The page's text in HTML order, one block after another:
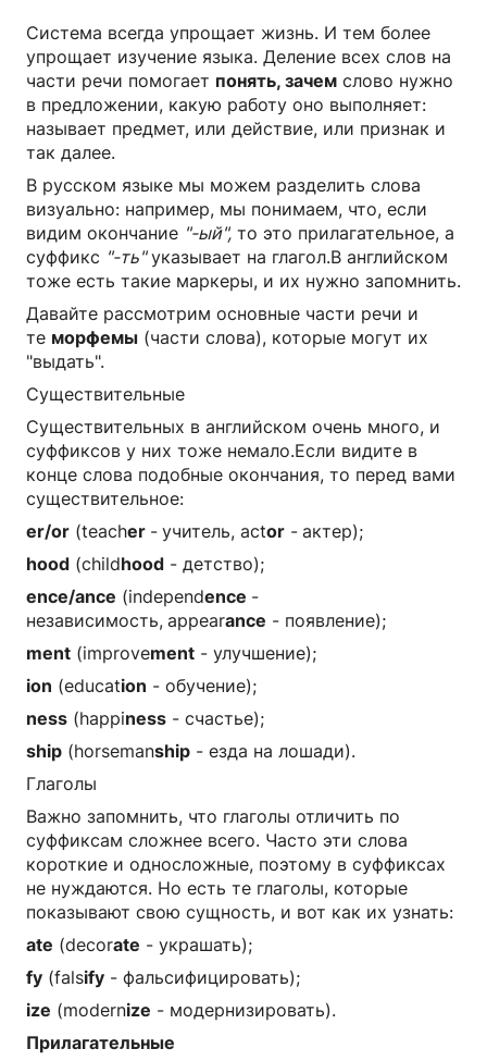
Система всегда упрощает жизнь. И тем более
упрощает изучение языка. Деление всех слов на
части речи помогает понять, зачем слово нужно
в предложении, какую работу оно выполняет:
называет предмет, или действие, или признак и
так далее.
В русском языке мы можем разделить слова
визуально: например, мы понимаем, что, если
видим окончание "-ый", то это прилагательное, а
суффикс "-ть"указывает на глагол.В английском
тоже есть такие маркеры, и их нужно запомнить.
Давайте рассмотрим основные части речи и
те морфемы (части слова), которые могут их
"выдать".
Существительные
Существительных в английском очень много, и
суффиксов у них тоже немало.Если видите в
конце слова подобные окончания, то перед вами
существительное:
er/or (teacher - учитель, actor - актер);
hood (childhood - детство);
ence/ance (independence -
независимость, appearance - появление);
ment (improvement - улучшение);
ion (education - обучение);
ness (happiness - счастье);
ship (horsemanship - езда на лошади).
Глаголы
Важно запомнить, что глаголы отличить по
суффиксам сложнее всего. Часто эти слова
короткие и односложные, поэтому в суффиксах
не нуждаются. Но есть те глаголы, которые
показывают свою сущность, и вот как их узнать:
ate (decorate - украшать);
fy (falsify - фальсифицировать);
ize (modernize - модернизировать).
Прилагательные